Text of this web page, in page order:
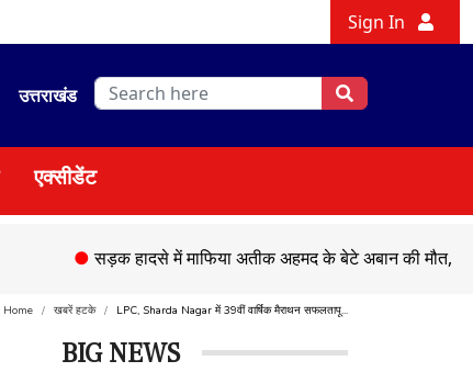
Sign In
उत्तराखंड
एक्सीडेंट
सड़क हादसे में माफिया अतीक अहमद के बेटे अबान की मौत, ●चेहल्लुम
Home खबरें हटके LPC, Sharda Nagar में 39वीं वार्षिक मैराथन सफलतापू...
BIG NEWS